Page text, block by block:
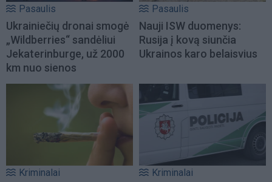
Pasaulis
Ukrainiečių dronai smogė
„Wildberries“ sandėliui
Jekaterinburge, už 2000
km nuo sienos
Pasaulis
Nauji ISW duomenys:
Rusija į kovą siunčia
Ukrainos karo belaisvius
Kriminalai Kriminalai